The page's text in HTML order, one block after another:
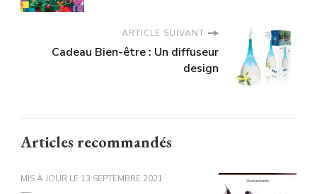
ARTICLE SUIVANT
Cadeau Bien-être : Un diffuseur
design
Articles recommandés
MIS À JOUR LE 13 SEPTEMBRE 2021